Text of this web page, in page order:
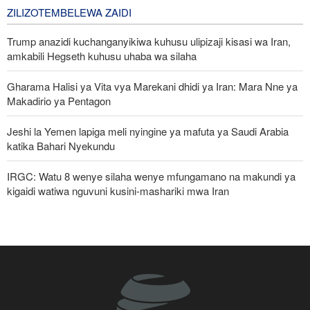
ZILIZOTEMBELEWA ZAIDI
Trump anazidi kuchanganyikiwa kuhusu ulipizaji kisasi wa Iran,
amkabili Hegseth kuhusu uhaba wa silaha
Gharama Halisi ya Vita vya Marekani dhidi ya Iran: Mara Nne ya
Makadirio ya Pentagon
Jeshi la Yemen lapiga meli nyingine ya mafuta ya Saudi Arabia
katika Bahari Nyekundu
IRGC: Watu 8 wenye silaha wenye mfungamano na makundi ya
kigaidi watiwa nguvuni kusini-mashariki mwa Iran